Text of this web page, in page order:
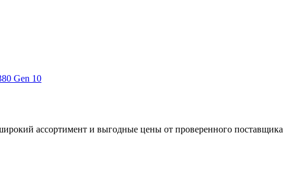
Gen 10
ассортимент и выгодные цены от проверенного поставщика